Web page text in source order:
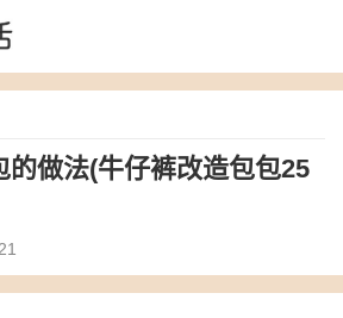
的做法(牛仔裤改造包包25